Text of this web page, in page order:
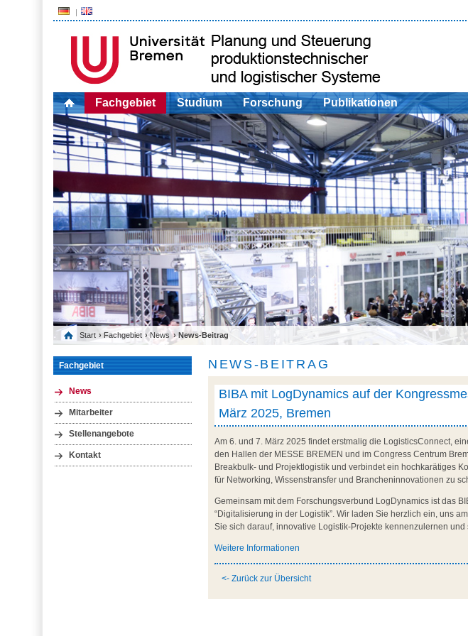
Fachgebiet Studium Forschung Publikationen
Start › Fachgebiet ›News › News-Beitrag
Fachgebiet
News
Mitarbeiter
Stellenangebote
Kontakt
NEWS-BEITRAG
BIBA mit LogDynamics auf der
März 2025, Bremen
Am 6. und 7. März 2025 findet erstmalig die LogisticsConnect,
den Hallen der MESSE BREMEN und im Congress Centrum
Breakbulk- und Projektlogistik und verbindet ein hochkarätiges
für Networking, Wissenstransfer und Brancheninnovationen zu
Gemeinsam mit dem Forschungsverbund LogDynamics ist das
“Digitalisierung in der Logistik”. Wir laden Sie herzlich ein, uns
Sie sich darauf, innovative Logistik-Projekte kennenzulernen
Weitere Informationen
<- Zurück zur Übersicht